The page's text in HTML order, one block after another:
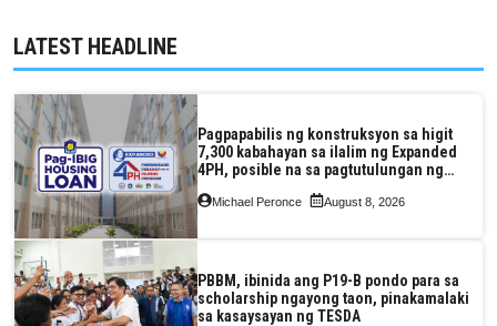
LATEST HEADLINE
Pagpapabilis ng konstruksyon sa higit
7,300 kabahayan sa ilalim ng Expanded
4PH, posible na sa pagtutulungan ng
Pag-IBIG at P.A. Alvarez
Michael Peronce August 8, 2026
PBBM, ibinida ang P19-B pondo para sa
scholarship ngayong taon, pinakamalaki
sa kasaysayan ng TESDA